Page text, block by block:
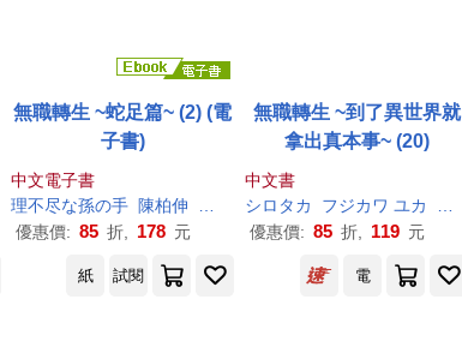
無職轉生 ~蛇足篇~ (2) (電
子書)
中文電子書
理不尽な孫の手 陳柏伸
シロタカ
優惠價: 85 折, 178 元
無職轉生 ~到了異世界就
拿出真本事~ (20)
中文書
シロタカ
フジカワ ユカ
優惠價: 85 折, 119 元
紙 試閱 電